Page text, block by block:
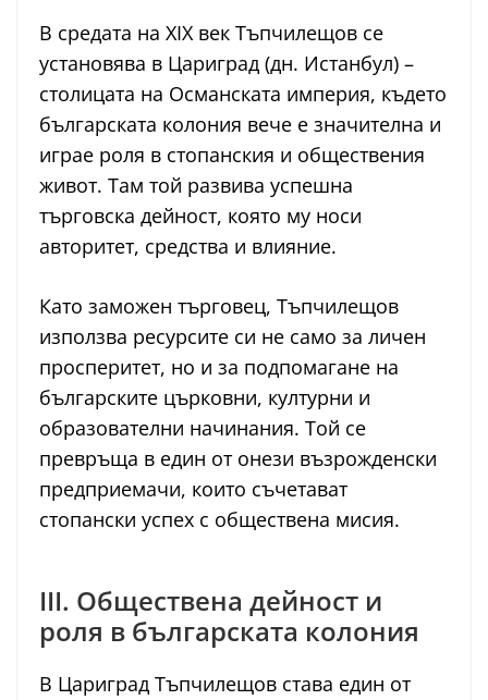
В средата на XIX век Тъпчилещов се
установява в Цариград (дн. Истанбул) –
столицата на Османската империя, където
българската колония вече е значителна и
играе роля в стопанския и обществения
живот. Там той развива успешна
търговска дейност, която му носи
авторитет, средства и влияние.
Като заможен търговец, Тъпчилещов
използва ресурсите си не само за личен
просперитет, но и за подпомагане на
българските църковни, културни и
образователни начинания. Той се
превръща в един от онези възрожденски
предприемачи, които съчетават
стопански успех с обществена мисия.
III. Обществена дейност и
роля в българската колония
В Цариград Тъпчилещов става един от